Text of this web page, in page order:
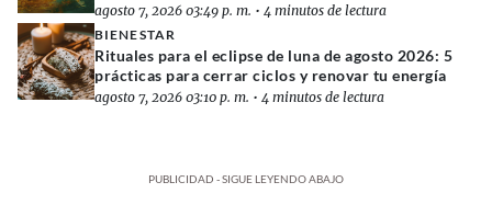
agosto 7, 2026 03:49 p. m. • 4 minutos de lectura
BIENESTAR
Rituales para el eclipse de luna de agosto 2026: 5
prácticas para cerrar ciclos y renovar tu energía
agosto 7, 2026 03:10 p. m. • 4 minutos de lectura
PUBLICIDAD - SIGUE LEYENDO ABAJO